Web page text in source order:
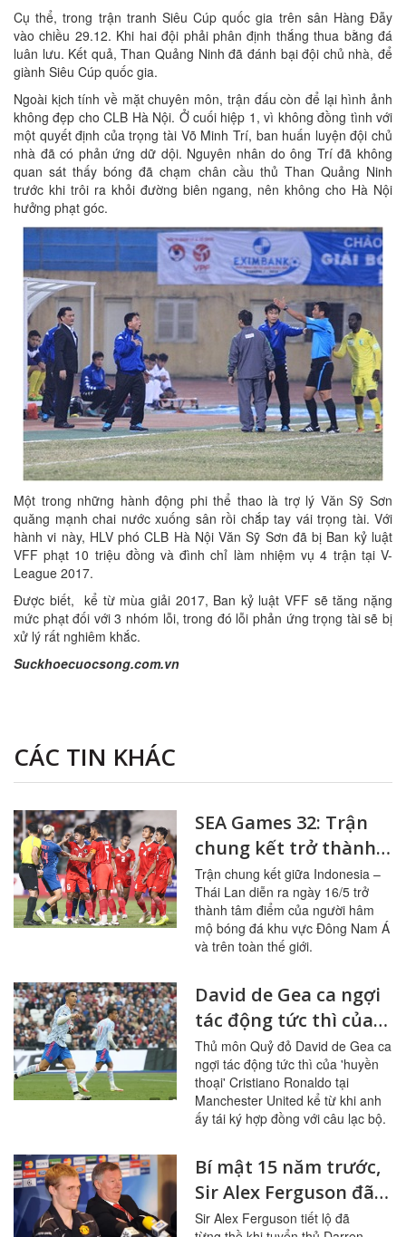
Cụ thể, trong trận tranh Siêu Cúp quốc gia trên sân Hàng Đẫy
vào chiều 29.12. Khi hai đội phải phân định thắng thua bằng đá
luân lưu. Kết quả, Than Quảng Ninh đã đánh bại đội chủ nhà, để
giành Siêu Cúp quốc gia.
Ngoài kịch tính về mặt chuyên môn, trận đấu còn để lại hình ảnh
không đẹp cho CLB Hà Nội. Ở cuối hiệp 1, vì không đồng tình với
một quyết định của trọng tài Võ Minh Trí, ban huấn luyện đội chủ
nhà đã có phản ứng dữ dội. Nguyên nhân do ông Trí đã không
quan sát thấy bóng đã chạm chân cầu thủ Than Quảng Ninh
trước khi trôi ra khỏi đường biên ngang, nên không cho Hà Nội
hưởng phạt góc.
Một trong những hành động phi thể thao là trợ lý Văn Sỹ Sơn
quăng mạnh chai nước xuống sân rồi chắp tay vái trọng tài. Với
hành vi này, HLV phó CLB Hà Nội Văn Sỹ Sơn đã bị Ban kỷ luật
VFF phạt 10 triệu đồng và đình chỉ làm nhiệm vụ 4 trận tại V-
League 2017.
Được biết, kể từ mùa giải 2017, Ban kỷ luật VFF sẽ tăng nặng
mức phạt đối với 3 nhóm lỗi, trong đó lỗi phản ứng trọng tài sẽ bị
xử lý rất nghiêm khắc.
Suckhoecuocsong.com.vn
CÁC TIN KHÁC
SEA Games 32: Trận
chung kết trở thành
võ đài trên sân cỏ
Trận chung kết giữa Indonesia –
Thái Lan diễn ra ngày 16/5 trở
thành tâm điểm của người hâm
mộ bóng đá khu vực Đông Nam Á
và trên toàn thế giới.
David de Gea ca ngợi
tác động tức thì của
'huyền thoại'
Cristiano Ronaldo tại
Manchester United
Thủ môn Quỷ đỏ David de Gea ca
ngợi tác động tức thì của 'huyền
thoại' Cristiano Ronaldo tại
Manchester United kể từ khi anh
ấy tái ký hợp đồng với câu lạc bộ.
Bí mật 15 năm trước,
Sir Alex Ferguson đã
thề đưa được Darren
Sir Alex Ferguson tiết lộ đã